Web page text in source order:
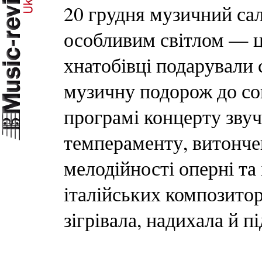
20 грудня музичний
особливим світлом —
хнатобівці
музичну подорож до
програмі концерту
темпераменту,
мелодійності оперні
італійських
зігрівала, надихала й